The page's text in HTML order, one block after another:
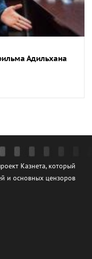
Адильхана
Казнета, который
и основных цензоров